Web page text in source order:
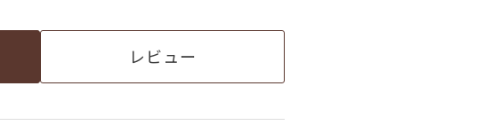
レビュー